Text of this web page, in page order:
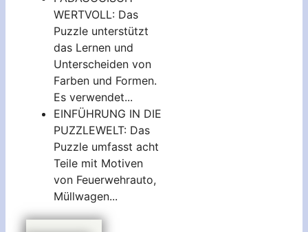
WERTVOLL: Das
Puzzle unterstützt
das Lernen und
Unterscheiden von
Farben und Formen.
Es verwendet...
EINFÜHRUNG IN DIE
PUZZLEWELT: Das
Puzzle umfasst acht
Teile mit Motiven
von Feuerwehrauto,
Müllwagen...
9,39 EUR